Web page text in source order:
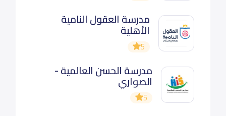
مدرسة العقول النامية
الأهلية
5
مدرسة الحسن العالمية -
الصواري
5